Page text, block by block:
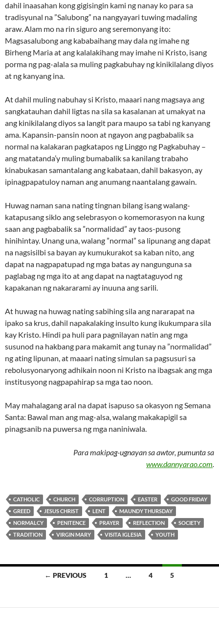
dahil inaasahan kong gigisingin kami ng nanay ko para sa
tradisyunal na ”Salubong” na nangyayari tuwing madaling
araw. Alam mo na rin siguro ang seremonyang ito:
Magsasalubong ang kababaihang may dala ng imahe ng
Birheng Maria at ang kalalakihang may imahe ni Kristo, isang
porma ng pag-alala sa muling pagkabuhay ng kinikilalang diyos
at ng kanyang ina.
At dahil muling nabuhay si Kristo, maaari nang magsaya ang
sangkatauhan dahil ligtas na sila sa kasalanan at umakyat na
ang kinikilalang diyos sa langit para maupo sa tabi ng kanyang
ama. Kapansin-pansin noon at ngayon ang pagbabalik sa
normal na kalakaran pagkatapos ng Linggo ng Pagkabuhay –
ang matatanda’y muling bumabalik sa kanilang trabaho
kinabukasan samantalang ang kabataan, dahil bakasyon, ay
ipinagpapatuloy naman ang anumang naantalang gawain.
Huwag naman sana nating tingnan bilang isang walang-
katapusang siklo ang selebrasyon o komemorasyon na kung
saan ang pagbabalik sa ”normalidad” ay taos-pusong
hinihintay. Unang una, walang ”normal” sa lipunang ang dapat
na nagsisilbi sa bayan ay kumukurakot sa kaban nito, ang
dapat na nagpapatupad ng mga batas ay nangunguna sa
paglabag ng mga ito at ang dapat na nagtataguyod ng
kapakanan ng nakararami ay inuuna ang sarili.
At huwag na huwag nating sabihing sila ang nararapat na
ipako sa krus, dahil napakalaking insulto kung ikukumpara sila
kay Kristo. Hindi pa huli para pagnilayan natin ang mga
susunod na hakbang para makamit ang tunay na ”normalidad”
ng ating lipunan, at maaari nating simulan sa pagsusuri sa
rebolusyonaryong adhikain noon ni Kristo na ibagsak ang mga
institusyong nagpapahirap sa mga tao noon.
May mahalagang aral na dapat isapuso sa okasyon ng Semana
Santa: Bawal man ang mag-alsa, walang makakapigil sa
pinagsanib na puwersa ng mga naniniwala.
Para makipag-ugnayan sa awtor, pumunta sa
www.dannyarao.com.
CATHOLIC CHURCH CORRUPTION EASTER
GOOD FRIDAY
GREED
JESUS CHRIST LENT
MAUNDY THURSDAY
NORMALCY
PENITENCE PRAYER REFLECTION
SOCIETY
TRADITION
VIRGIN MARY VISITA IGLESIA YOUTH
← PREVIOUS 1 … 4 5